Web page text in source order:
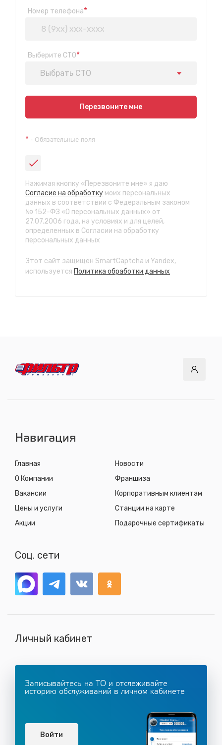
Номер телефона*
Выберите СТО*
Выбрать СТО
Показать на карте
ул. Пригородная 1/1 (при выезде из города в сторону
СТО "Байкальская"
ул.Байкальская, 58г
с 7.00 до 23.30, без выходных
СТО "Марата"
ул. Рабочего штаба, 96
с 7.00 до 21.30, без выходных
СТО "Ново-Ленино"
ул. Розы Люксембург, 97
с 8.00 до 22.30, без выходных
Перезвоните мне
* - Обязательные поля
Нажимая кнопку «Перезвоните мне» я даю
Согласие на обработку моих персональных
данных в соответствии с Федеральным законом
№ 152-ФЗ «О персональных данных» от
27.07.2006 года, на условиях и для целей,
определенных в Согласии на обработку
персональных данных
Этот сайт защищен SmartCaptcha и Yandex,
используется Политика обработки данных
Навигация
Главная
О Компании
Вакансии
Цены и услуги
Акции
Новости
Франшиза
Корпоративным клиентам
Станции на карте
Подарочные сертификаты
Соц. сети
Личный кабинет
Записывайтесь на ТО и отслеживайте
историю обслуживаний в личном кабинете
Войти